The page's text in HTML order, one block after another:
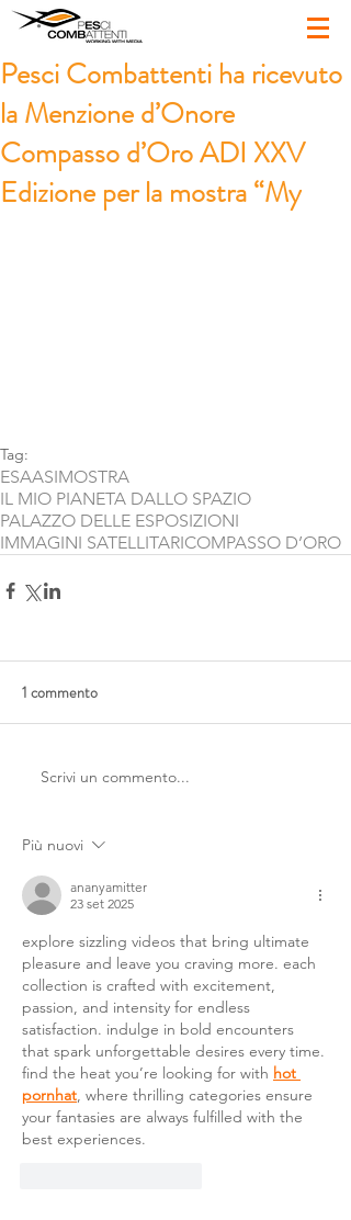
Pesci Combattenti ha ricevuto
la Menzione d’Onore
Compasso d’Oro ADI XXV
Edizione per la mostra “My
Tag:
ESAASIMOSTRA
IL MIO PIANETA DALLO SPAZIO
PALAZZO DELLE ESPOSIZIONI
IMMAGINI SATELLITARICOMPASSO D’ORO
1 commento
Scrivi un commento...
Più nuovi
ananyamitter
23 set 2025
explore sizzling videos that bring ultimate
pleasure and leave you craving more. each
collection is crafted with excitement,
passion, and intensity for endless
satisfaction. indulge in bold encounters
that spark unforgettable desires every time.
find the heat you’re looking for with hot
pornhat, where thrilling categories ensure
your fantasies are always fulfilled with the
best experiences.